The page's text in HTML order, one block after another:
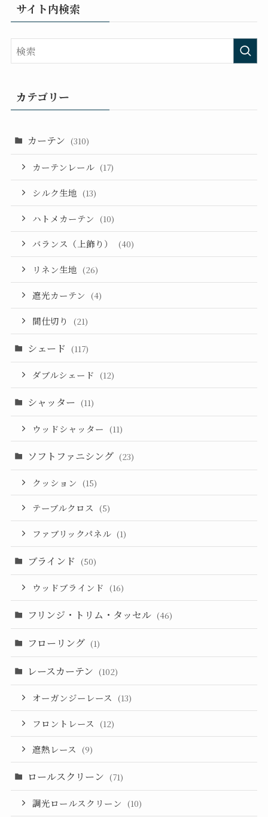
サイト内検索
カテゴリー
カーテン (310)
カーテンレール (17)
シルク生地 (13)
ハトメカーテン (10)
バランス（上飾り） (40)
リネン生地 (26)
遮光カーテン (4)
間仕切り (21)
シェード (117)
ダブルシェード (12)
シャッター (11)
ウッドシャッター (11)
ソフトファニシング (23)
クッション (15)
テーブルクロス (5)
ファブリックパネル (1)
ブラインド (50)
ウッドブラインド (16)
フリンジ・トリム・タッセル (46)
フローリング (1)
レースカーテン (102)
オーガンジーレース (13)
フロントレース (12)
遮熱レース (9)
ロールスクリーン (71)
調光ロールスクリーン (10)